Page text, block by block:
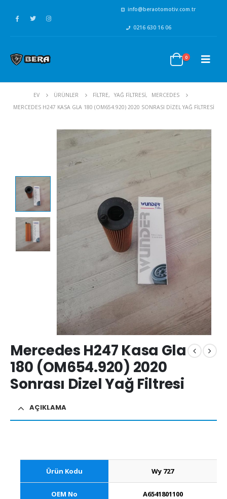
info@beraotomotiv.com.tr
0216 630 16 06
0
EV ÜRÜNLER FİLTRE, YAĞ FİLTRESİ,
MERCEDES
MERCEDES H247 KASA GLA 180 (OM654.920) 2020 SONRASI DIZEL YAĞ FILTRESI
Mercedes H247 Kasa Gla
180 (OM654.920) 2020
Sonrası Dizel Yağ Filtresi
AÇIKLAMA
Ürün Kodu Wy 727
OEM No A6541801100